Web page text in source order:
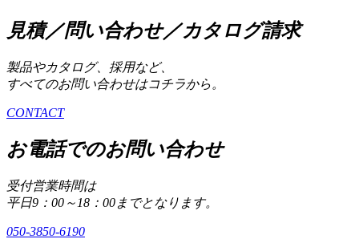
見積／問い合わせ／カタログ請求
製品やカタログ、採用など、
すべてのお問い合わせはコチラから。
CONTACT
お電話でのお問い合わせ
受付営業時間は
平日9：00～18：00までとなります。
050-3850-6190